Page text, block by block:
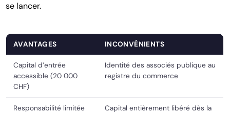
se lancer.
AVANTAGES INCONVÉNIENTS
Capital d’entrée
accessible (20 000
CHF)
Identité des associés publique au
registre du commerce
Responsabilité limitée
Capital entièrement libéré dès la